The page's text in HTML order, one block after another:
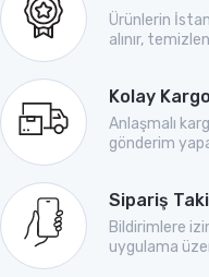
Ürünlerin
alınır,
Kolay Kargo
Anlaşmalı
gönderim
Sipariş
Bildirimlere
uygulama